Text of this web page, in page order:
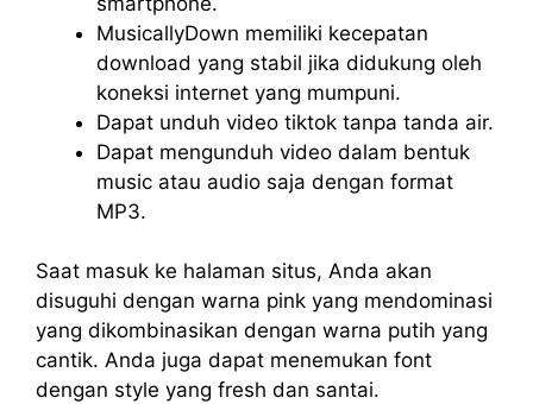
MusicallyDown memiliki kecepatan
download yang stabil jika didukung oleh
koneksi internet yang mumpuni.
Dapat unduh video tiktok tanpa tanda air.
Dapat mengunduh video dalam bentuk
music atau audio saja dengan format
MP3.
Saat masuk ke halaman situs, Anda akan
disuguhi dengan warna pink yang mendominasi
yang dikombinasikan dengan warna putih yang
cantik. Anda juga dapat menemukan font
dengan style yang fresh dan santai.